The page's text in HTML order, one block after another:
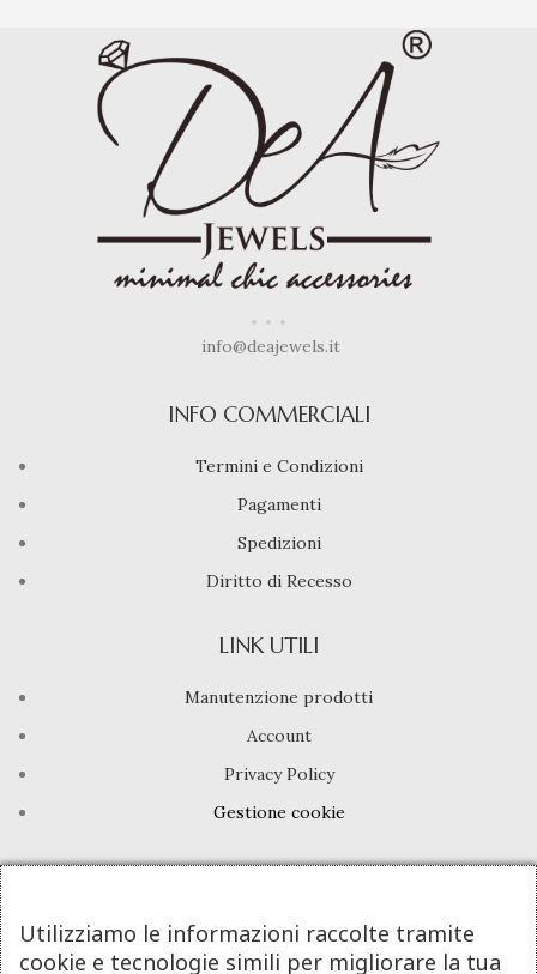
info@deajewels.it
INFO COMMERCIALI
Termini e Condizioni
Pagamenti
Spedizioni
Diritto di Recesso
LINK UTILI
Manutenzione prodotti
Account
Privacy Policy
Gestione cookie
INFO UTILI
Chi siamo
Dicono di noi
Utilizziamo le informazioni raccolte tramite
cookie e tecnologie simili per migliorare la tua